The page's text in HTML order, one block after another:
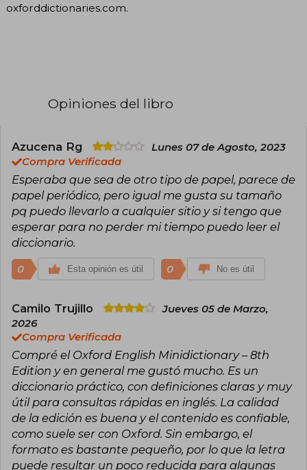
oxforddictionaries.com.
Opiniones del libro
Azucena Rg
Lunes 07 de Agosto, 2023
Compra Verificada
Esperaba que sea de otro tipo de papel, parece de
papel periódico, pero igual me gusta su tamaño
pq puedo llevarlo a cualquier sitio y si tengo que
esperar para no perder mi tiempo puedo leer el
diccionario.
0 Esta opinión es útil 0 No es útil
Camilo Trujillo
Jueves 05 de Marzo,
2026
Compra Verificada
Compré el Oxford English Minidictionary – 8th
Edition y en general me gustó mucho. Es un
diccionario práctico, con definiciones claras y muy
útil para consultas rápidas en inglés. La calidad
de la edición es buena y el contenido es confiable,
como suele ser con Oxford. Sin embargo, el
formato es bastante pequeño, por lo que la letra
puede resultar un poco reducida para algunas